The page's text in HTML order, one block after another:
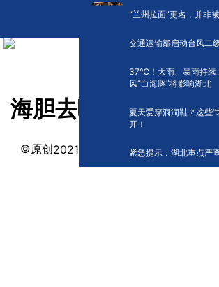
“兰州拉面”更名，并非
交通运输部启动台风二
​37℃！大雨、暴雨持续
风“白海豚”将影响湖北
夏天爱穿洞洞鞋？这些“
开！
紧急提示：湖北重点严
海胆去哪儿了？
©原创2021-04-17 09:46阅读:0